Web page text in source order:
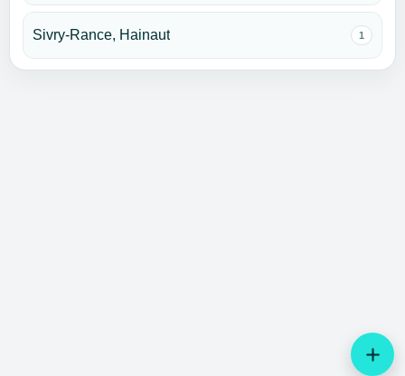
add
Sivry-Rance, Hainaut 1